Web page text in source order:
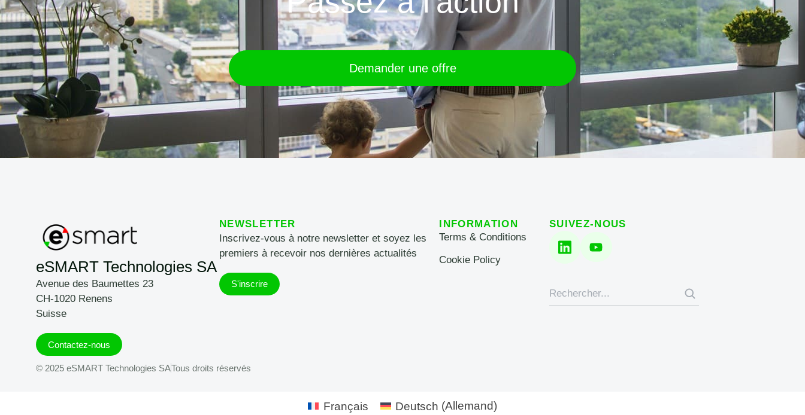
Demander une offre
eSMART Technologies SA
Avenue des Baumettes 23
CH-1020 Renens
Suisse
Contactez-nous
NEWSLETTER
Inscrivez-vous à notre newsletter et soyez les
premiers à recevoir nos dernières actualités
S'inscrire
INFORMATION
Terms & Conditions
Cookie Policy
SUIVEZ-NOUS
© 2025 eSMART Technologies SATous droits réservés
Français Deutsch (Allemand)